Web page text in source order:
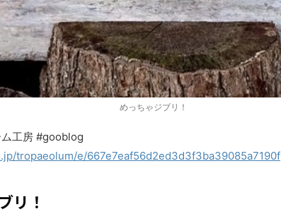
めっちゃジブリ！
工房 #gooblog
tropaeolum/e/667e7eaf56d2ed3d3f3ba39085a7190f
リ！